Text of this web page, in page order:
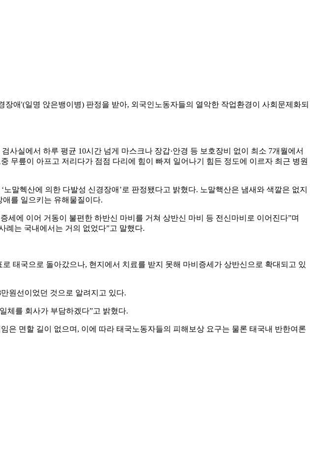
애'(일명 앉은뱅이병) 판정을 받아, 외국인노동자들의 열악한 작업환경이 사회문제화되
사실에서 하루 평균 10시간 넘게 마스크나 장갑·안경 등 보호장비 없이 최소 7개월에서
무릎이 아프고 저리다가 점점 다리에 힘이 빠져 일어나기 힘든 정도에 이르자 최근 병원
말헥산에 의한 다발성 신경장애’로 판정됐다고 밝혔다. 노말핵산은 냄새와 색깔은 없지
를 일으키는 유해물질이다.
에 이어 거동이 불편한 하반신 마비를 거쳐 상반신 마비 등 전신마비로 이어진다”며
례는 국내에서는 거의 없었다”고 말했다.
태국으로 돌아갔으나, 현지에서 치료를 받지 못해 마비증세가 상반신으로 확대되고 있
원선이었던 것으로 알려지고 있다.
체를 회사가 부담하겠다”고 밝혔다.
면할 길이 없으며, 이에 따라 태국노동자들의 피해보상 요구는 물론 태국내 반한여론